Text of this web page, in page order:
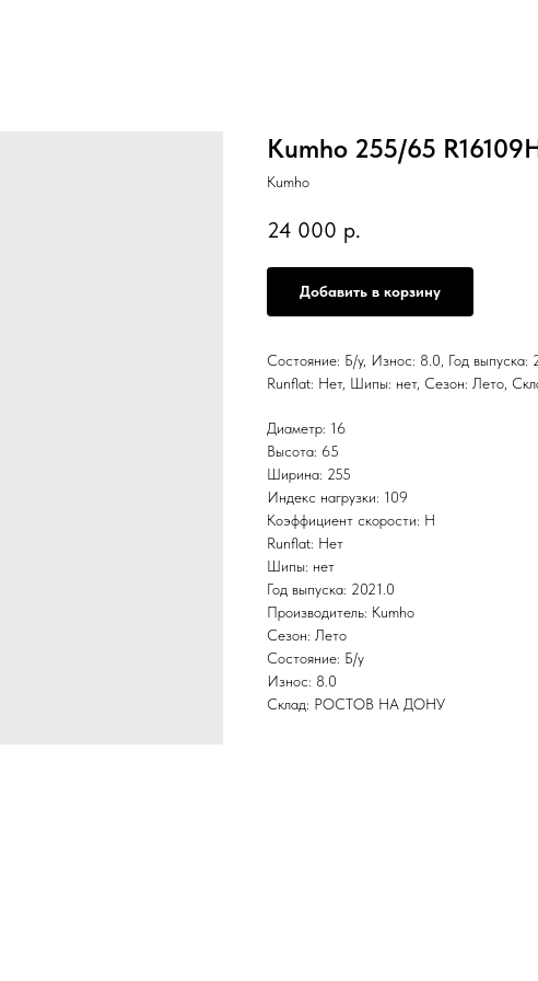
Kumho 255/65
Kumho
24 000 р.
Добавить в корзину
Состояние: Б/у, Износ: 8.0, Год выпуска:
Runflat: Нет, Шипы: нет, Сезон: Лето,
Диаметр: 16
Высота: 65
Ширина: 255
Индекс нагрузки: 109
Коэффициент скорости: H
Runflat: Нет
Шипы: нет
Год выпуска: 2021.0
Производитель: Kumho
Сезон: Лето
Состояние: Б/у
Износ: 8.0
Склад: РОСТОВ НА ДОНУ